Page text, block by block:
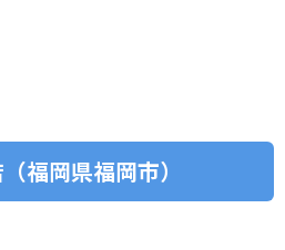
福岡県福岡市）